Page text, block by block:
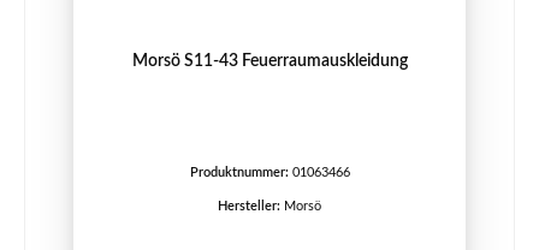
Morsö S11-43 Feuerraumauskleidung
Produktnummer: 01063466
Hersteller: Morsö